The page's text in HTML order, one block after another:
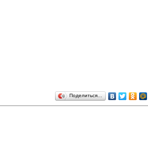
Поделиться…